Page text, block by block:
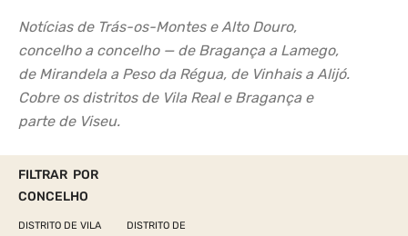
Notícias de Trás-os-Montes e Alto Douro,
concelho a concelho — de Bragança a Lamego,
de Mirandela a Peso da Régua, de Vinhais a Alijó.
Cobre os distritos de Vila Real e Bragança e
parte de Viseu.
FILTRAR POR
CONCELHO
DISTRITO DE VILA
DISTRITO DE